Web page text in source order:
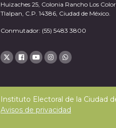
Huizaches 25, Colonia Rancho Los
Tlalpan, C.P. 14386, Ciudad de México.
Conmutador: (55) 5483 3800
Instituto Electoral de la Ciudad
Avisos de privacidad